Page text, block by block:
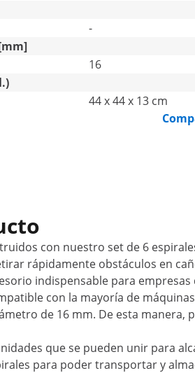
-
16
44 x 44 x 13 cm
con nuestro set de 6
rápidamente obstáculos en
indispensable para
con la mayoría de
de 16 mm. De esta
que se pueden unir para
para poder transportar y